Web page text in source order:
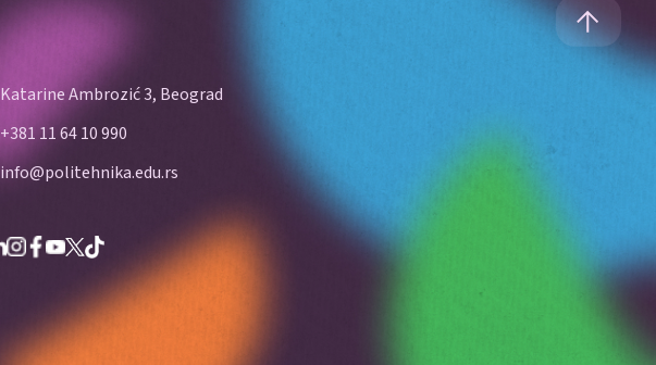
Katarine Ambrozić 3, Beograd
+381 11 64 10 990
info@politehnika.edu.rs